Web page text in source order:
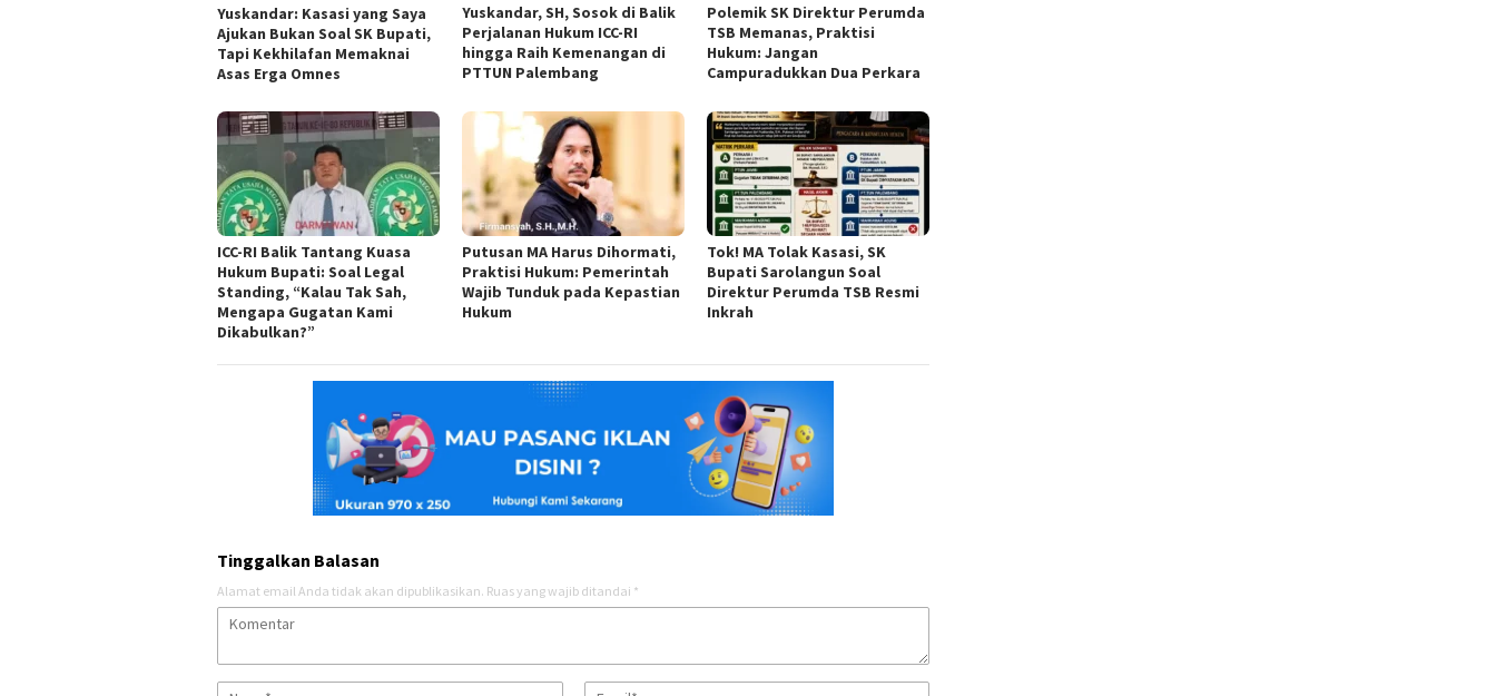
Yuskandar: Kasasi yang Saya
Ajukan Bukan Soal SK Bupati,
Tapi Kekhilafan Memaknai
Asas Erga Omnes
Yuskandar, SH, Sosok di Balik
Perjalanan Hukum ICC-RI
hingga Raih Kemenangan di
PTTUN Palembang
Polemik SK Direktur Perumda
TSB Memanas, Praktisi
Hukum: Jangan
Campuradukkan Dua Perkara
ICC-RI Balik Tantang Kuasa
Hukum Bupati: Soal Legal
Standing, “Kalau Tak Sah,
Mengapa Gugatan Kami
Dikabulkan?”
Putusan MA Harus Dihormati,
Praktisi Hukum: Pemerintah
Wajib Tunduk pada Kepastian
Hukum
Tok! MA Tolak Kasasi, SK
Bupati Sarolangun Soal
Direktur Perumda TSB Resmi
Inkrah
Tinggalkan Balasan
Alamat email Anda tidak akan dipublikasikan. Ruas yang wajib ditandai *